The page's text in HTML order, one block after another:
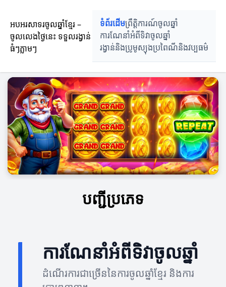
អបអរសាទរចូលឆ្នាំខ្មែរ –
ចូលលេងថ្ងៃនេះ ទទួលរង្វាន់
ធំៗភ្លាមៗ
ទំព័រដើមព្រឹត្តិការណ៍ចូលឆ្នាំ
ការណែនាំអំពីទិវាចូលឆ្នាំ
រង្វាន់និងប្រូមូស្យុងប្រពៃណីនិងវប្បធម៌
បញ្ជីប្រភេទ
ការណែនាំអំពីទិវាចូលឆ្នាំ
ដំណើរការជាច្រើននៃការចូលឆ្នាំខ្មែរ និងការ